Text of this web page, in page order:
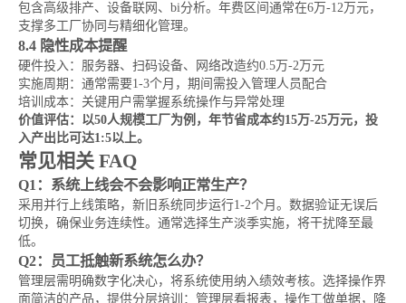
包含高级排产、设备联网、bi分析。年费区间通常在6万-12万元，
支撑多工厂协同与精细化管理。
8.4 隐性成本提醒
硬件投入：服务器、扫码设备、网络改造约0.5万-2万元
实施周期：通常需要1-3个月，期间需投入管理人员配合
培训成本：关键用户需掌握系统操作与异常处理
价值评估：以50人规模工厂为例，年节省成本约15万-25万元，投
入产出比可达1:5以上。
常见相关 FAQ
Q1：系统上线会不会影响正常生产？
采用并行上线策略，新旧系统同步运行1-2个月。数据验证无误后
切换，确保业务连续性。通常选择生产淡季实施，将干扰降至最
低。
Q2：员工抵触新系统怎么办？
管理层需明确数字化决心，将系统使用纳入绩效考核。选择操作界
面简洁的产品，提供分层培训：管理层看报表，操作工做单据，降